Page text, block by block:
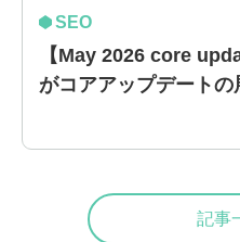
SEO
【May 2026 core
がコアアップデートの
記事